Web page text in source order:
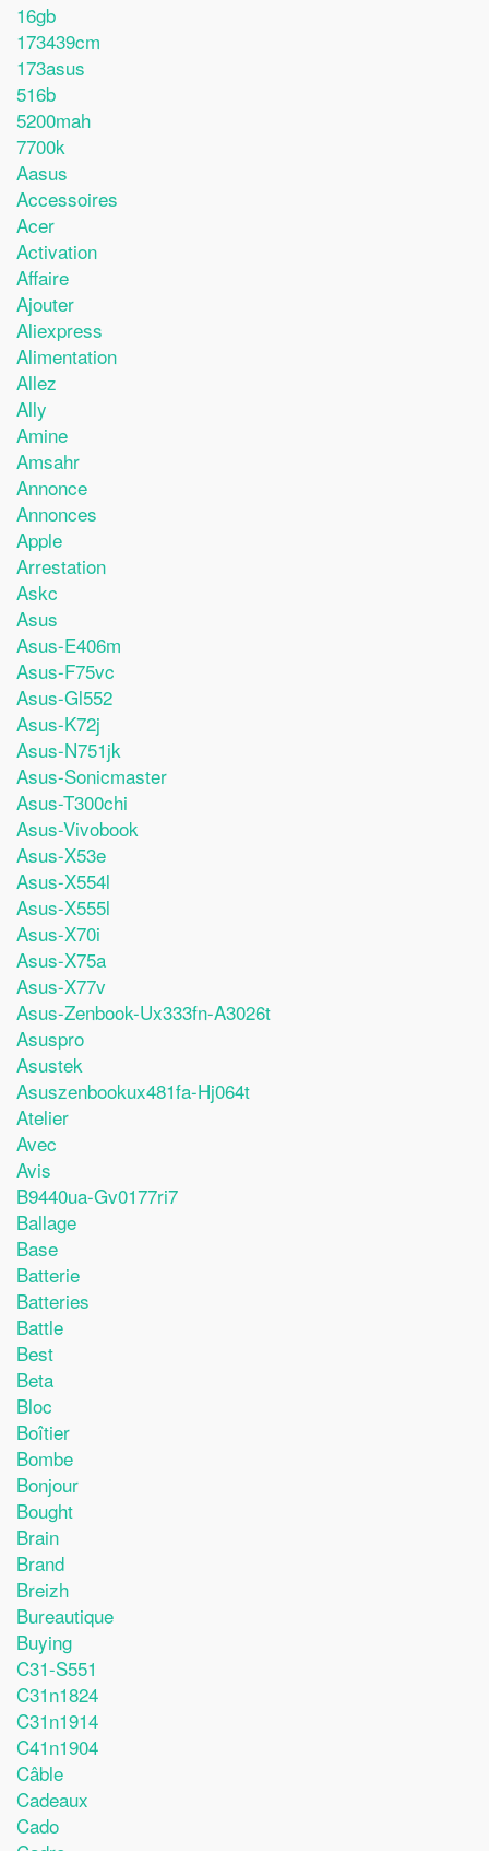
16gb
173439cm
173asus
516b
5200mah
7700k
Aasus
Accessoires
Acer
Activation
Affaire
Ajouter
Aliexpress
Alimentation
Allez
Ally
Amine
Amsahr
Annonce
Annonces
Apple
Arrestation
Askc
Asus
Asus-E406m
Asus-F75vc
Asus-Gl552
Asus-K72j
Asus-N751jk
Asus-Sonicmaster
Asus-T300chi
Asus-Vivobook
Asus-X53e
Asus-X554l
Asus-X555l
Asus-X70i
Asus-X75a
Asus-X77v
Asus-Zenbook-Ux333fn-A3026t
Asuspro
Asustek
Asuszenbookux481fa-Hj064t
Atelier
Avec
Avis
B9440ua-Gv0177ri7
Ballage
Base
Batterie
Batteries
Battle
Best
Beta
Bloc
Boîtier
Bombe
Bonjour
Bought
Brain
Brand
Breizh
Bureautique
Buying
C31-S551
C31n1824
C31n1914
C41n1904
Câble
Cadeaux
Cado